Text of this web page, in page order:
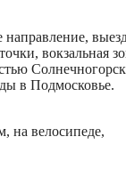
направление,
вокзальная
в Подмосковье.
на велосипеде,